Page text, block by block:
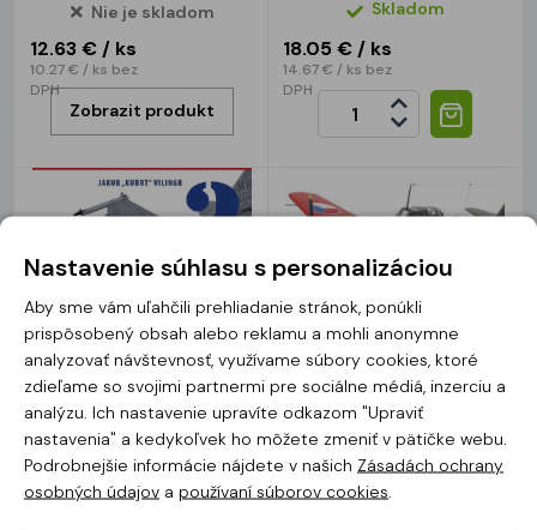
Nie je skladom
12.63 € / ks
10.27 € / ks bez
DPH
Zobrazit produkt
Skladom
18.05 € / ks
14.67 € / ks bez
DPH
K002 Průvodce světem
plastikového modeláře
Skladom
12.63 € / ks
K001 Průvodce světem
plastikového modeláře
Skladom
12.63 €/ ks
Nastavenie súhlasu s personalizáciou
Aby sme vám uľahčili prehliadanie stránok, ponúkli
prispôsobený obsah alebo reklamu a mohli anonymne
analyzovať návštevnosť, využívame súbory cookies, ktoré
zdieľame so svojimi partnermi pre sociálne médiá, inzerciu a
analýzu. Ich nastavenie upravíte odkazom "Upraviť
nastavenia" a kedykoľvek ho môžete zmeniť v pätičke webu.
Podrobnejšie informácie nájdete v našich Zásadách ochrany
osobných údajov a používaní súborov cookies